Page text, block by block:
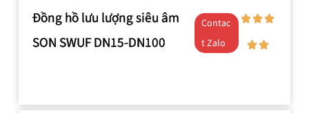
Đồng hồ lưu lượng siêu âm
SON SWUF DN15-DN100
Contac
t Zalo